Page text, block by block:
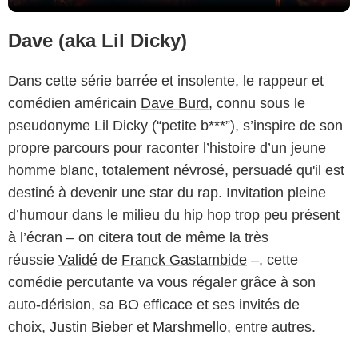
Dave (aka Lil Dicky)
Dans cette série barrée et insolente, le rappeur et
comédien américain Dave Burd, connu sous le
pseudonyme Lil Dicky (“petite b***”), s’inspire de son
propre parcours pour raconter l’histoire d’un jeune
homme blanc, totalement névrosé, persuadé qu'il est
destiné à devenir une star du rap. Invitation pleine
d’humour dans le milieu du hip hop trop peu présent
à l’écran – on citera tout de même la très
réussie Validé de Franck Gastambide –, cette
comédie percutante va vous régaler grâce à son
auto-dérision, sa BO efficace et ses invités de
choix, Justin Bieber et Marshmello, entre autres.